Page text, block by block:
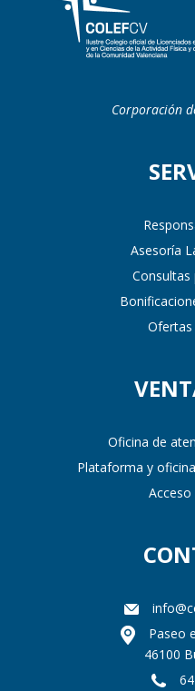
Corporación
Asesoría
Consultas
Oficina de
Plataforma y
Paseo
46100